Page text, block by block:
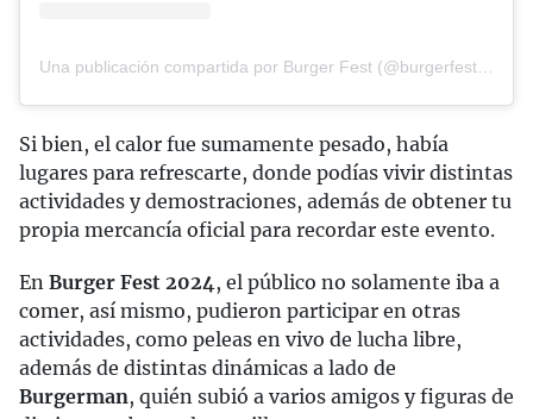
Si bien, el calor fue sumamente pesado, había
lugares para refrescarte, donde podías vivir distintas
actividades y demostraciones, además de obtener tu
propia mercancía oficial para recordar este evento.
En Burger Fest 2024, el público no solamente iba a
comer, así mismo, pudieron participar en otras
actividades, como peleas en vivo de lucha libre,
además de distintas dinámicas a lado de
Burgerman, quién subió a varios amigos y figuras de